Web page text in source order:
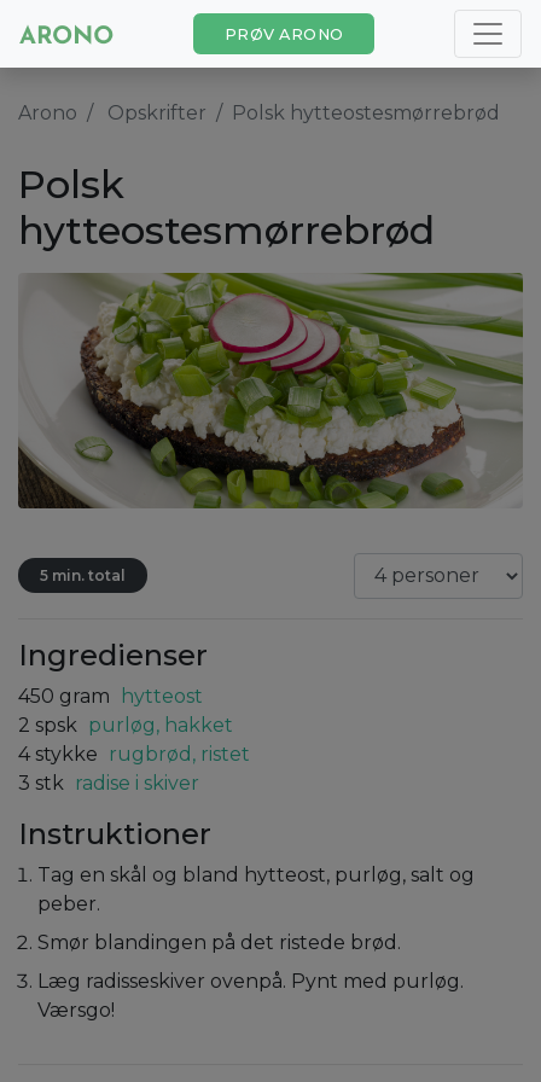
PRØV ARONO
Arono Opskrifter Polsk hytteostesmørrebrød
Polsk
hytteostesmørrebrød
5 min. total
Ingredienser
450 gram
hytteost
2 spsk purløg, hakket
4 stykke
rugbrød, ristet
3 stk radise i skiver
Instruktioner
Tag en skål og bland hytteost, purløg, salt og
peber.
Smør blandingen på det ristede brød.
Læg radisseskiver ovenpå. Pynt med purløg.
Værsgo!